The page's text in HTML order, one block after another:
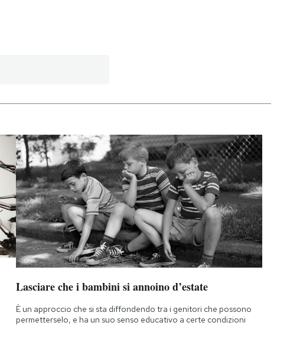
Lasciare che i bambini si annoino d’estate
È un approccio che si sta diffondendo tra i genitori che possono
permetterselo, e ha un suo senso educativo a certe condizioni